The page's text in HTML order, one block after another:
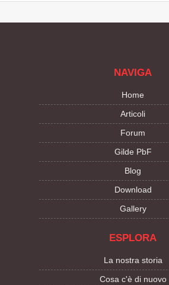
NAVIGA
Home
Articoli
Forum
Gilde PbF
Blog
Download
Gallery
ESPLORA
La nostra storia
Cosa c'è di nuovo